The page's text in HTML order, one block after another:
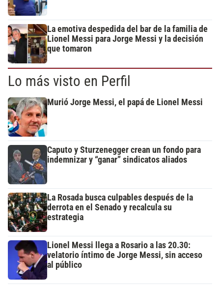
La emotiva despedida del bar de la familia de
Lionel Messi para Jorge Messi y la decisión
que tomaron
Lo más visto en Perfil
Murió Jorge Messi, el papá de Lionel Messi
Caputo y Sturzenegger crean un fondo para
indemnizar y “ganar” sindicatos aliados
La Rosada busca culpables después de la
derrota en el Senado y recalcula su
estrategia
Lionel Messi llega a Rosario a las 20.30:
velatorio íntimo de Jorge Messi, sin acceso
al público